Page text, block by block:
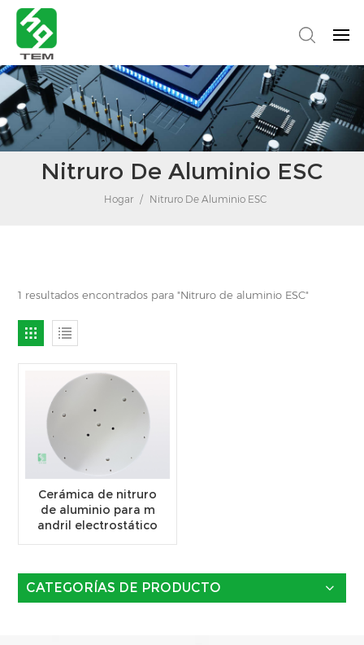
Nitruro De Aluminio ESC
Hogar / Nitruro De Aluminio ESC
1 resultados encontrados para "Nitruro de aluminio ESC"
Cerámica de nitruro
de aluminio para m
andril electrostático
CATEGORÍAS DE PRODUCTO